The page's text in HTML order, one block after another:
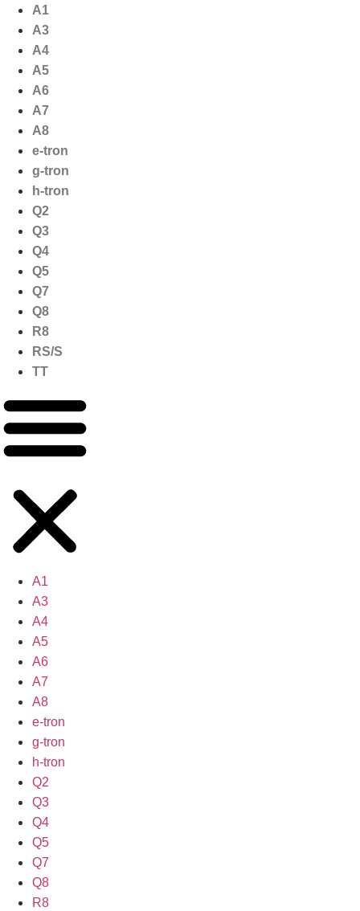
naar
inhoud
A1
A3
A4
A5
A6
A7
A8
e-tron
g-tron
h-tron
Q2
Q3
Q4
Q5
Q7
Q8
R8
RS/S
TT
A1
A3
A4
A5
A6
A7
A8
e-tron
g-tron
h-tron
Q2
Q3
Q4
Q5
Q7
Q8
R8